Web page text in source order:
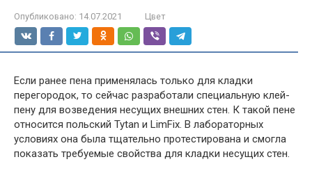
Опубликовано: 14.07.2021 Цвет
Если ранее пена применялась только для кладки
перегородок, то сейчас разработали специальную клей-
пену для возведения несущих внешних стен. К такой пене
относится польский Tytan и LimFix. В лабораторных
условиях она была тщательно протестирована и смогла
показать требуемые свойства для кладки несущих стен.